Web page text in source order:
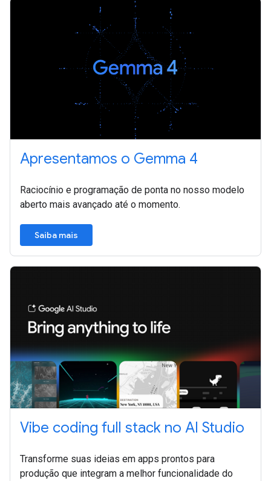
Apresentamos o Gemma 4
Raciocínio e programação de ponta no nosso modelo
aberto mais avançado até o momento.
Saiba mais
Vibe coding full stack no AI Studio
Transforme suas ideias em apps prontos para
produção que integram a melhor funcionalidade do